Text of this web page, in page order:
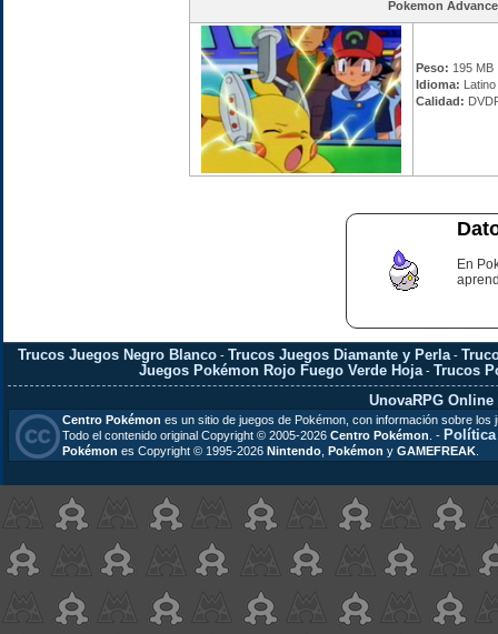
Pokemon
Peso: 195 MB
Idioma: Latino
Calidad:
En
Trucos Juegos Negro Blanco- Trucos Juegos Diamante y Perla-
Juegos Pokémon Rojo Fuego Verde Hoja -Trucos
UnovaRPG Online
Centro Pokémon es un sitio de juegos de Pokémon, con información sobre
Todo el contenido original Copyright © 2005-2026 Centro Pokémon . -
Pokémon es Copyright © 1995-2026 Nintendo Pokémon y GAMEFREAK